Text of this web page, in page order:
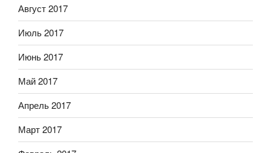
Август 2017
Июль 2017
Июнь 2017
Май 2017
Апрель 2017
Март 2017